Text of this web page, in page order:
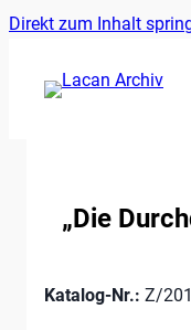
Direkt zum Inhalt
„Die
Katalog-Nr.: Z/